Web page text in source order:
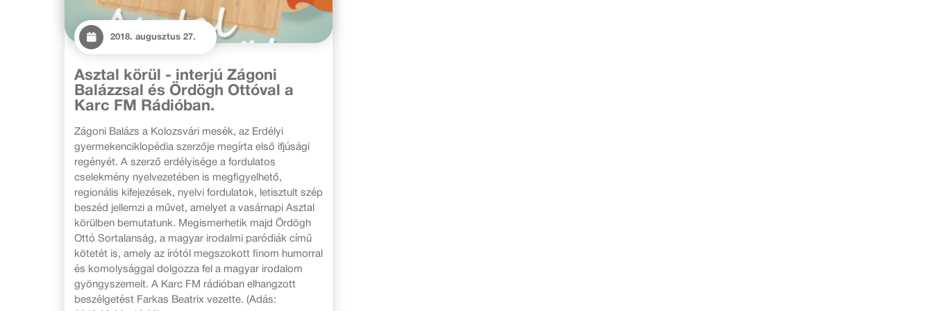
2018. augusztus 27.
Asztal körül - interjú Zágoni
Balázzsal és Ördögh Ottóval a
Karc FM Rádióban.
Zágoni Balázs a Kolozsvári mesék, az Erdélyi
gyermekenciklopédia szerzője megírta első ifjúsági
regényét. A szerző erdélyisége a fordulatos
cselekmény nyelvezetében is megfigyelhető,
regionális kifejezések, nyelvi fordulatok, letisztult szép
beszéd jellemzi a művet, amelyet a vasárnapi Asztal
körülben bemutatunk. Megismerhetik majd Ördögh
Ottó Sortalanság, a magyar irodalmi paródiák című
kötetét is, amely az írótól megszokott finom humorral
és komolysággal dolgozza fel a magyar irodalom
gyöngyszemeit. A Karc FM rádióban elhangzott
beszélgetést Farkas Beatrix vezette. (Adás: